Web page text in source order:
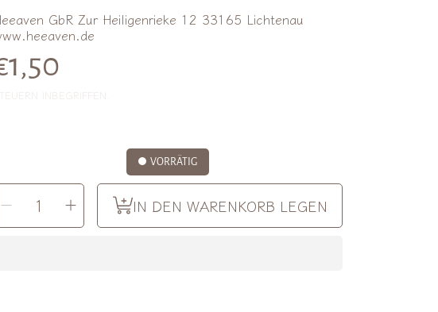
GbR Zur Heiligenrieke 12 33165 Lichtenau
VORRÄTIG
AUSWÄHLEN
Menge
Heeaven
|
Menge
für
Heeaven
|
IN DEN WARENKORB LEGEN